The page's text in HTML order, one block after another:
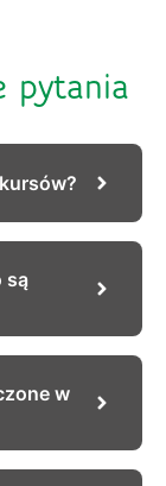
pytania
są
w